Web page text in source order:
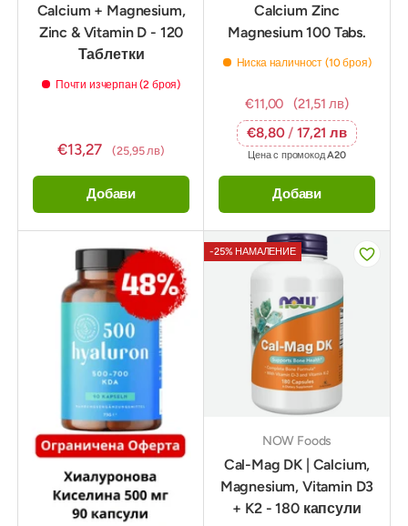
Calcium + Magnesium,
Zinc & Vitamin D - 120
Таблетки
Почти изчерпан (2 броя)
€13,27 (25,95 лв)
Добави
Calcium Zinc
Magnesium 100 Tabs.
Ниска наличност (10 броя)
€11,00
(21,51 лв)
€8,80/ 17,21 лв
Цена с промокодA20
Добави
-25% НАМАЛЕНИЕ
NOW Foods
Cal-Mag DK | Calcium,
Magnesium, Vitamin D3
+ K2 - 180 капсули